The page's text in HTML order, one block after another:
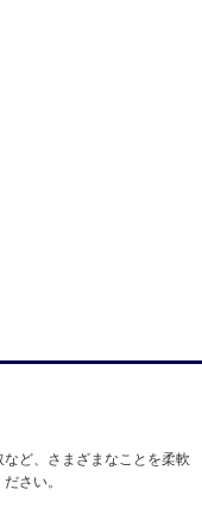
ど、さまざまなことを柔軟
さい。